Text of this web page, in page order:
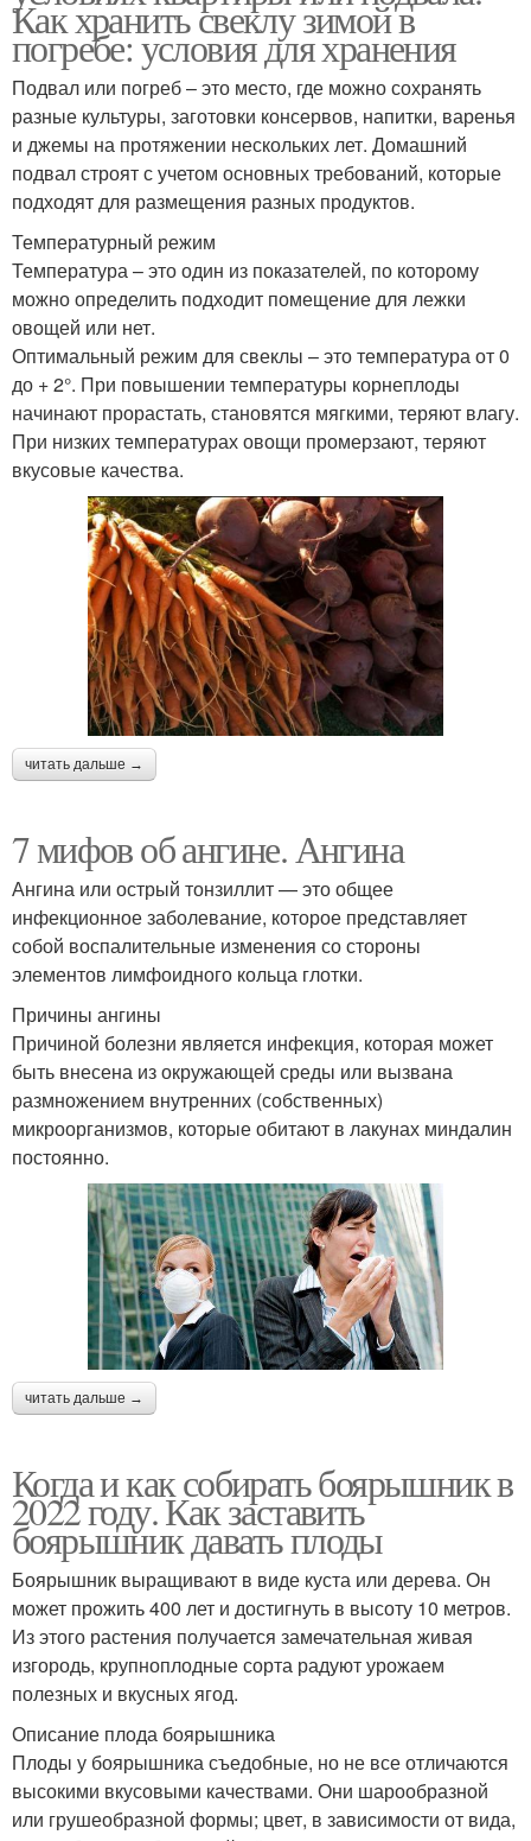
Как хранить свеклу зимой в
погребе: условия для хранения
Подвал или погреб – это место, где можно сохранять
разные культуры, заготовки консервов, напитки, варенья
и джемы на протяжении нескольких лет. Домашний
подвал строят с учетом основных требований, которые
подходят для размещения разных продуктов.
Температурный режим
Температура – это один из показателей, по которому
можно определить подходит помещение для лежки
овощей или нет.
Оптимальный режим для свеклы – это температура от 0
до + 2°. При повышении температуры корнеплоды
начинают прорастать, становятся мягкими, теряют влагу.
При низких температурах овощи промерзают, теряют
вкусовые качества.
читать дальше →
7 мифов об ангине. Ангина
Ангина или острый тонзиллит — это общее
инфекционное заболевание, которое представляет
собой воспалительные изменения со стороны
элементов лимфоидного кольца глотки.
Причины ангины
Причиной болезни является инфекция, которая может
быть внесена из окружающей среды или вызвана
размножением внутренних (собственных)
микроорганизмов, которые обитают в лакунах миндалин
постоянно.
читать дальше →
Когда и как собирать боярышник в
2022 году. Как заставить
боярышник давать плоды
Боярышник выращивают в виде куста или дерева. Он
может прожить 400 лет и достигнуть в высоту 10 метров.
Из этого растения получается замечательная живая
изгородь, крупноплодные сорта радуют урожаем
полезных и вкусных ягод.
Описание плода боярышника
Плоды у боярышника съедобные, но не все отличаются
высокими вкусовыми качествами. Они шарообразной
или грушеобразной формы; цвет, в зависимости от вида,